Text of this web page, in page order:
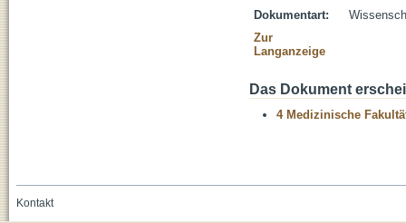
Dokumentart:
Zur
Langanzeige
Das Dokument
4 Medizinische
Kontakt